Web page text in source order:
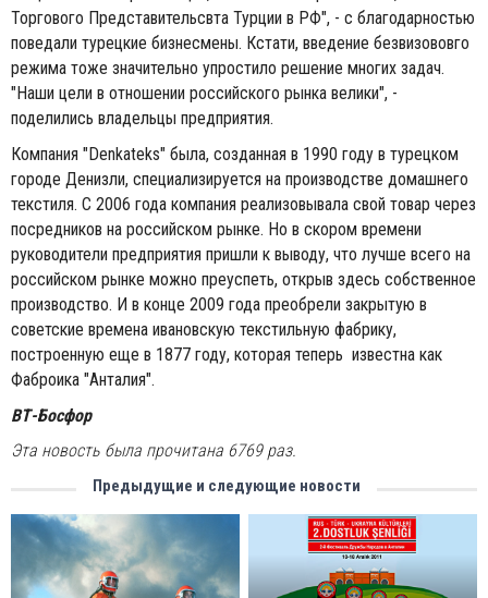
Торгового Представительсвта Турции в РФ", - с благодарностью
поведали турецкие бизнесмены. Кстати, введение безвизововго
режима тоже значительно упростило решение многих задач.
"Наши цели в отношении российского рынка велики", -
поделились владельцы предприятия.
Компания "Denkateks" была, созданная в 1990 году в турецком
городе Денизли, специализируется на производстве домашнего
текстиля. С 2006 года компания реализовывала свой товар через
посредников на российском рынке. Но в скором времени
руководители предприятия пришли к выводу, что лучше всего на
российском рынке можно преуспеть, открыв здесь собственное
производство. И в конце 2009 года преобрели закрытую в
советские времена ивановскую текстильную фабрику,
построенную еще в 1877 году, которая теперь известна как
Фаброика "Анталия".
ВТ-Босфор
Эта новость была прочитана 6769 раз.
Предыдущие и следующие новости